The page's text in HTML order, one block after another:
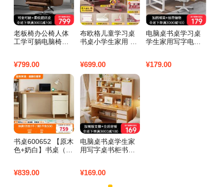
老板椅办公椅人体
工学可躺电脑椅子
椅 【琥珀色】耐磨
超迁皮+搁脚
¥799.00
布欧格儿童学习桌
书桌小学生家用 至
菌乳胶/矫姿器/台
畅销款
¥699.00
电脑桌书桌学习桌
学生家用写字电脑
子 【稳固钢架】12
¥179.00
书桌600652 【原木
色+奶白】书桌（不
¥839.00
电脑桌书桌学生家
用写字桌书柜书架
生 【经典款】枫木
¥169.00